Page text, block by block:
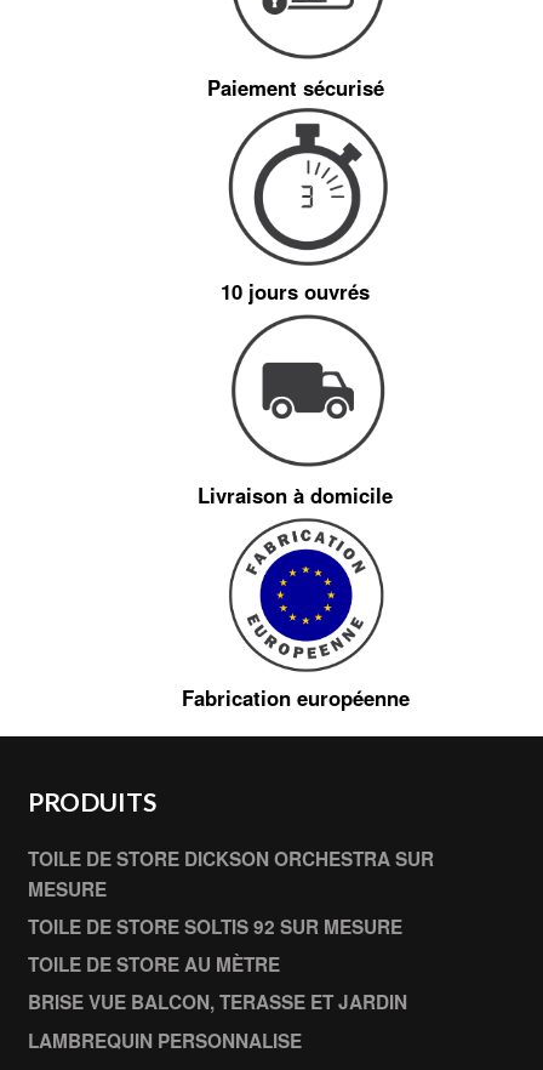
Paiement sécurisé
10 jours ouvrés
Livraison à domicile
Fabrication européenne
PRODUITS
TOILE DE STORE DICKSON ORCHESTRA SUR
MESURE
TOILE DE STORE SOLTIS 92 SUR MESURE
TOILE DE STORE AU MÈTRE
BRISE VUE BALCON, TERASSE ET JARDIN
LAMBREQUIN PERSONNALISE